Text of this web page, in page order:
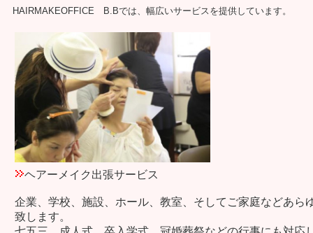
HAIRMAKEOFFICE B.Bでは、幅広いサービスを提供しています。
ヘアーメイク出張サービス
企業、学校、施設、ホール、教室、そしてご家庭などあら
致します。